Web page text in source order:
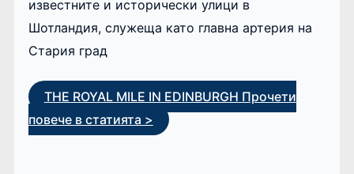
известните и исторически улици в
Шотландия, служеща като главна артерия на
Стария град
THE ROYAL MILE IN EDINBURGH Прочети
повече в статията >